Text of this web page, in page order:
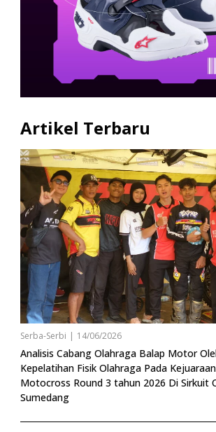
Artikel Terbaru
Serba-Serbi | 14/06/2026
Analisis Cabang Olahraga Balap Motor
Kepelatihan Fisik Olahraga Pada
Motocross Round 3 tahun 2026 Di Sirkuit
Sumedang